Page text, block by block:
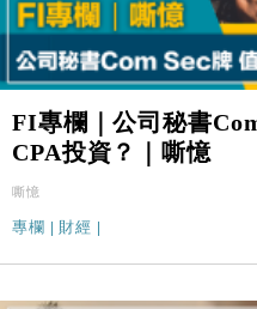
FI專欄｜公司秘書
CPA投資？｜嘶憶
嘶憶
專欄 財經